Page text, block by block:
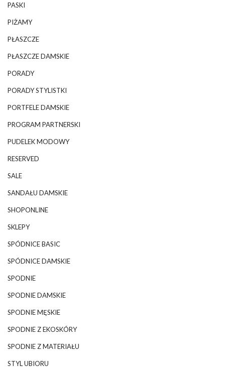
PASKI
PIŻAMY
PŁASZCZE
PŁASZCZE DAMSKIE
PORADY
PORADY STYLISTKI
PORTFELE DAMSKIE
PROGRAM PARTNERSKI
PUDELEK MODOWY
RESERVED
SALE
SANDAŁU DAMSKIE
SHOPONLINE
SKLEPY
SPÓDNICE BASIC
SPÓDNICE DAMSKIE
SPODNIE
SPODNIE DAMSKIE
SPODNIE MĘSKIE
SPODNIE Z EKOSKÓRY
SPODNIE Z MATERIAŁU
STYL UBIORU